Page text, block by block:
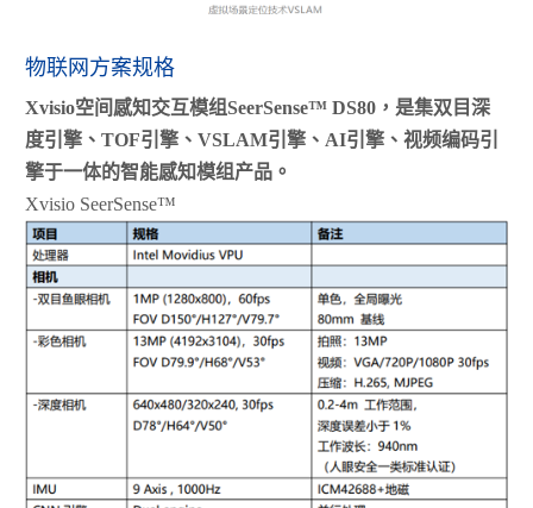
物联网方案规格
Xvisio空间感知交互模组SeerSense™ DS80，是集双目深
度引擎、TOF引擎、VSLAM引擎、AI引擎、视频编码引
擎于一体的智能感知模组产品。
Xvisio SeerSense™